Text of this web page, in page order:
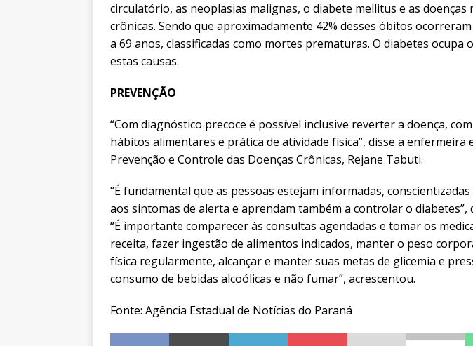
circulatório, as neoplasias malignas, o diabete mellitus e as
crônicas. Sendo que aproximadamente 42% desses óbitos
a 69 anos, classificadas como mortes prematuras. O diabetes
estas causas.
PREVENÇÃO
“Com diagnóstico precoce é possível inclusive reverter a doença,
hábitos alimentares e prática de atividade física”, disse a enfermeira
Prevenção e Controle das Doenças Crônicas, Rejane Tabuti.
“É fundamental que as pessoas estejam informadas,
aos sintomas de alerta e aprendam também a controlar o diabetes”,
“É importante comparecer às consultas agendadas e tomar os
receita, fazer ingestão de alimentos indicados, manter o peso
física regularmente, alcançar e manter suas metas de glicemia e
consumo de bebidas alcoólicas e não fumar”, acrescentou.
Fonte: Agência Estadual de Notícias do Paraná